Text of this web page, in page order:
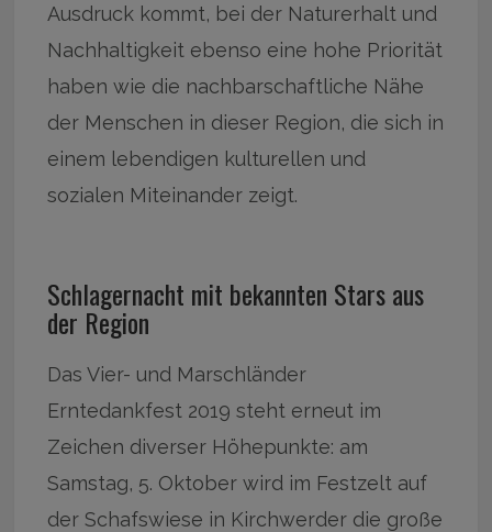
Ausdruck kommt, bei der Naturerhalt und
Nachhaltigkeit ebenso eine hohe Priorität
haben wie die nachbarschaftliche Nähe
der Menschen in dieser Region, die sich in
einem lebendigen kulturellen und
sozialen Miteinander zeigt.
Schlagernacht mit bekannten Stars aus
der Region
Das Vier- und Marschländer
Erntedankfest 2019 steht erneut im
Zeichen diverser Höhepunkte: am
Samstag, 5. Oktober wird im Festzelt auf
der Schafswiese in Kirchwerder die große